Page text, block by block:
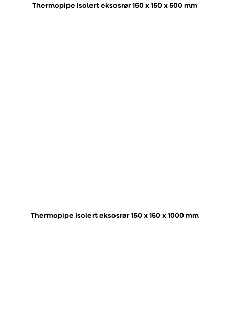
Thermopipe Isolert eksosrør 150 x 150 x 500 mm
Thermopipe Isolert eksosrør 150 x 150 x 1000 mm